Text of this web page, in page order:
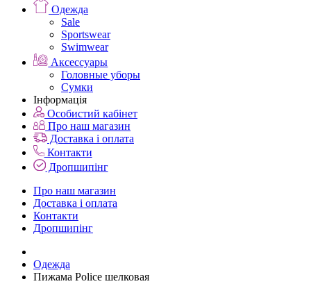
Одежда
Sale
Sportswear
Swimwear
Аксессуары
Головные уборы
Сумки
Інформація
Особистий кабінет
Про наш магазин
Доставка і оплата
Контакти
Дропшипінг
Про наш магазин
Доставка і оплата
Контакти
Дропшипінг
Одежда
Пижама Police шелковая